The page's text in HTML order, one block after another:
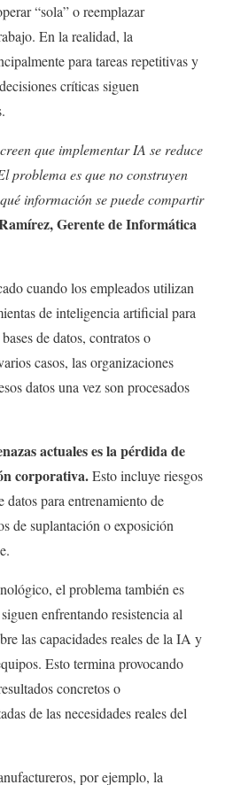
“sola” o reemplazar
En la realidad, la
para tareas repetitivas y
críticas siguen
que implementar IA se reduce
problema es que no construyen
información se puede compartir
Gerente de Informática
cuando los empleados utilizan
de inteligencia artificial para
de datos, contratos o
casos, las organizaciones
datos una vez son procesados
actuales es la pérdida de
corporativa.Esto incluye riesgos
para entrenamiento de
de suplantación o exposición
el problema también es
enfrentando resistencia al
las capacidades reales de la IA y
Esto termina provocando
concretos o
de las necesidades reales del
por ejemplo, la